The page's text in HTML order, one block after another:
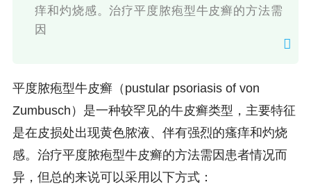
痒和灼烧感。治疗平度脓疱型牛皮癣的方法需
因
平度脓疱型牛皮癣（pustular psoriasis of von
Zumbusch）是一种较罕见的牛皮癣类型，主要特征
是在皮损处出现黄色脓液、伴有强烈的瘙痒和灼烧
感。治疗平度脓疱型牛皮癣的方法需因患者情况而
异，但总的来说可以采用以下方式：